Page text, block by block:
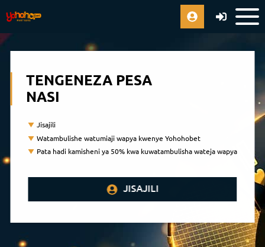
TENGENEZA PESA
NASI
Jisajili
Watambulishe watumiaji wapya kwenye Yohohobet
Pata hadi kamisheni ya 50% kwa kuwatambulisha wateja wapya
JISAJILI